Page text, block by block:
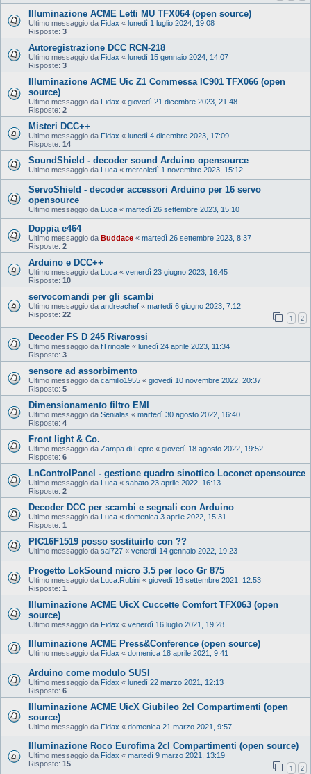
Illuminazione ACME Letti MU TFX064 (open source)
Ultimo messaggio da Fidax « lunedì 1 luglio 2024, 19:08
Risposte: 3
Autoregistrazione DCC RCN-218
Ultimo messaggio da Fidax « lunedì 15 gennaio 2024, 14:07
Risposte: 3
Illuminazione ACME Uic Z1 Commessa IC901 TFX066 (open
source)
Ultimo messaggio da Fidax « giovedì 21 dicembre 2023, 21:48
Risposte: 2
Misteri DCC++
Ultimo messaggio da Fidax « lunedì 4 dicembre 2023, 17:09
Risposte: 14
SoundShield - decoder sound Arduino opensource
Ultimo messaggio da Luca « mercoledì 1 novembre 2023, 15:12
ServoShield - decoder accessori Arduino per 16 servo
opensource
Ultimo messaggio da Luca « martedì 26 settembre 2023, 15:10
Doppia e464
Ultimo messaggio da Buddace « martedì 26 settembre 2023, 8:37
Risposte: 2
Arduino e DCC++
Ultimo messaggio da Luca « venerdì 23 giugno 2023, 16:45
Risposte: 10
servocomandi per gli scambi
Ultimo messaggio da andreachef « martedì 6 giugno 2023, 7:12
Risposte: 22 1 2
Decoder FS D 245 Rivarossi
Ultimo messaggio da fTringale « lunedì 24 aprile 2023, 11:34
Risposte: 3
sensore ad assorbimento
Ultimo messaggio da camillo1955 « giovedì 10 novembre 2022, 20:37
Risposte: 5
Dimensionamento filtro EMI
Ultimo messaggio da Senialas « martedì 30 agosto 2022, 16:40
Risposte: 4
Front light & Co.
Ultimo messaggio da Zampa di Lepre « giovedì 18 agosto 2022, 19:52
Risposte: 6
LnControlPanel - gestione quadro sinottico Loconet opensource
Ultimo messaggio da Luca « sabato 23 aprile 2022, 16:13
Risposte: 2
Decoder DCC per scambi e segnali con Arduino
Ultimo messaggio da Luca « domenica 3 aprile 2022, 15:31
Risposte: 1
PIC16F1519 posso sostituirlo con ??
Ultimo messaggio da sal727 « venerdì 14 gennaio 2022, 19:23
Progetto LokSound micro 3.5 per loco Gr 875
Ultimo messaggio da Luca.Rubini « giovedì 16 settembre 2021, 12:53
Risposte: 1
Illuminazione ACME UicX Cuccette Comfort TFX063 (open
source)
Ultimo messaggio da Fidax « venerdì 16 luglio 2021, 19:28
Illuminazione ACME Press&Conference (open source)
Ultimo messaggio da Fidax « domenica 18 aprile 2021, 9:41
Arduino come modulo SUSI
Ultimo messaggio da Fidax « lunedì 22 marzo 2021, 12:13
Risposte: 6
Illuminazione ACME UicX Giubileo 2cl Compartimenti (open
source)
Ultimo messaggio da Fidax « domenica 21 marzo 2021, 9:57
Illuminazione Roco Eurofima 2cl Compartimenti (open source)
Ultimo messaggio da Fidax « martedì 9 marzo 2021, 13:19
Risposte: 15 1 2